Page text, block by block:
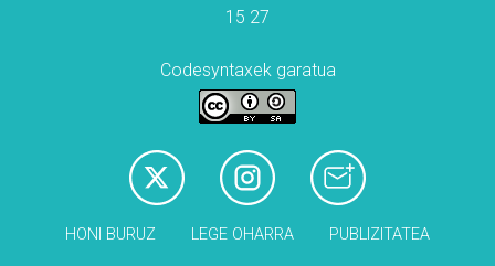
15 27
Codesyntaxek garatua
HONI BURUZ LEGE OHARRA PUBLIZITATEA